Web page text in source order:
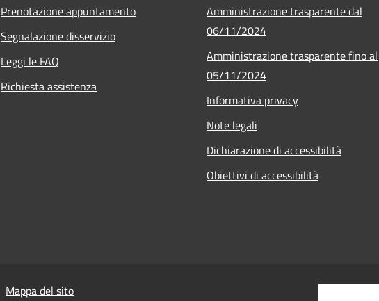
Prenotazione appuntamento
Segnalazione disservizio
Leggi le FAQ
Richiesta assistenza
Amministrazione trasparente dal
06/11/2024
Amministrazione trasparente fino al
05/11/2024
Informativa privacy
Note legali
Dichiarazione di accessibilità
Obiettivi di accessibilità
Mappa del sito